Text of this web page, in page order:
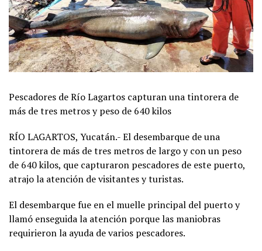
Pescadores de Río Lagartos capturan una tintorera de
más de tres metros y peso de 640 kilos
RÍO LAGARTOS, Yucatán.- El desembarque de una
tintorera de más de tres metros de largo y con un peso
de 640 kilos, que capturaron pescadores de este puerto,
atrajo la atención de visitantes y turistas.
El desembarque fue en el muelle principal del puerto y
llamó enseguida la atención porque las maniobras
requirieron la ayuda de varios pescadores.